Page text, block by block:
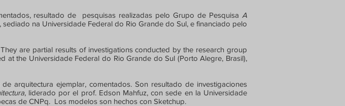
resultado de pesquisas realizadas pelo Grupo de Pesquisa A
na Universidade Federal do Rio Grande do Sul, e financiado pelo
are partial results of investigations conducted by the research group
at the Universidade Federal do Rio Grande do Sul (Porto Alegre, Brasil),
arquitectura ejemplar, comentados. Son resultado de investigaciones
, liderado por el prof. Edson Mahfuz, con sede en la Universidade
de CNPq. Los modelos son hechos con Sketchup.